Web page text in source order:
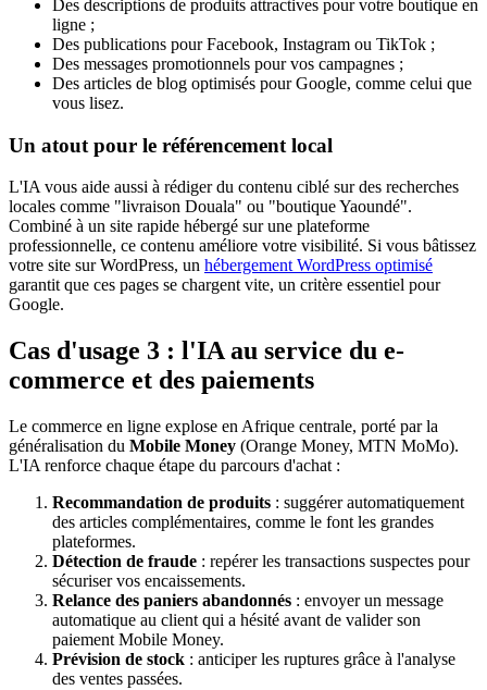
Des descriptions de produits attractives pour votre boutique en
ligne ;
Des publications pour Facebook, Instagram ou TikTok ;
Des messages promotionnels pour vos campagnes ;
Des articles de blog optimisés pour Google, comme celui que
vous lisez.
Un atout pour le référencement local
L'IA vous aide aussi à rédiger du contenu ciblé sur des recherches
locales comme "livraison Douala" ou "boutique Yaoundé".
Combiné à un site rapide hébergé sur une plateforme
professionnelle, ce contenu améliore votre visibilité. Si vous bâtissez
votre site sur WordPress, un hébergement WordPress optimisé
garantit que ces pages se chargent vite, un critère essentiel pour
Google.
Cas d'usage 3 : l'IA au service du e-
commerce et des paiements
Le commerce en ligne explose en Afrique centrale, porté par la
généralisation du Mobile Money (Orange Money, MTN MoMo).
L'IA renforce chaque étape du parcours d'achat :
Recommandation de produits : suggérer automatiquement
des articles complémentaires, comme le font les grandes
plateformes.
Détection de fraude : repérer les transactions suspectes pour
sécuriser vos encaissements.
Relance des paniers abandonnés : envoyer un message
automatique au client qui a hésité avant de valider son
paiement Mobile Money.
Prévision de stock : anticiper les ruptures grâce à l'analyse
des ventes passées.